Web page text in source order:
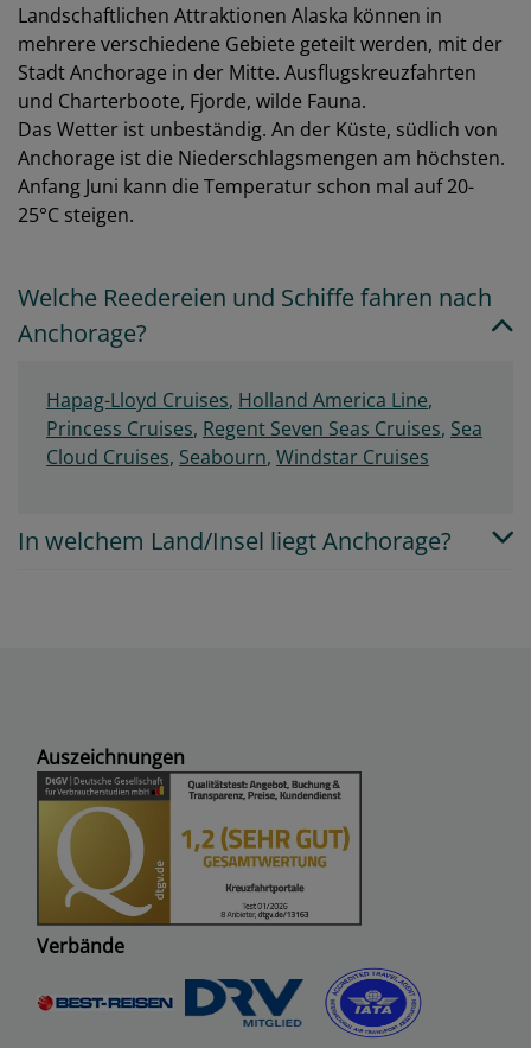
Landschaftlichen Attraktionen Alaska können in
mehrere verschiedene Gebiete geteilt werden, mit der
Stadt Anchorage in der Mitte. Ausflugskreuzfahrten
und Charterboote, Fjorde, wilde Fauna.
Das Wetter ist unbeständig. An der Küste, südlich von
Anchorage ist die Niederschlagsmengen am höchsten.
Anfang Juni kann die Temperatur schon mal auf 20-
25°C steigen.
Welche Reedereien und Schiffe fahren nach
Anchorage?
Hapag-Lloyd Cruises, Holland America Line,
Princess Cruises, Regent Seven Seas Cruises, Sea
Cloud Cruises, Seabourn, Windstar Cruises
In welchem Land/Insel liegt Anchorage?
Auszeichnungen
Verbände